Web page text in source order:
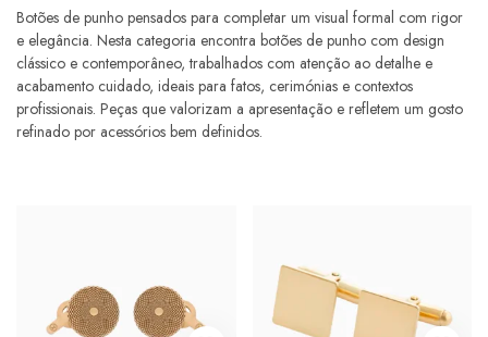
Botões de punho pensados para completar um visual formal com rigor
e elegância. Nesta categoria encontra botões de punho com design
clássico e contemporâneo, trabalhados com atenção ao detalhe e
acabamento cuidado, ideais para fatos, cerimónias e contextos
profissionais. Peças que valorizam a apresentação e refletem um gosto
refinado por acessórios bem definidos.